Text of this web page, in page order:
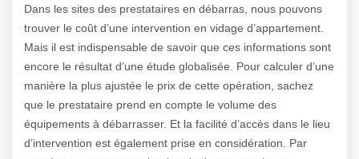
Dans les sites des prestataires en débarras, nous pouvons
trouver le coût d’une intervention en vidage d’appartement.
Mais il est indispensable de savoir que ces informations sont
encore le résultat d’une étude globalisée. Pour calculer d’une
manière la plus ajustée le prix de cette opération, sachez
que le prestataire prend en compte le volume des
équipements à débarrasser. Et la facilité d’accès dans le lieu
d’intervention est également prise en considération. Par